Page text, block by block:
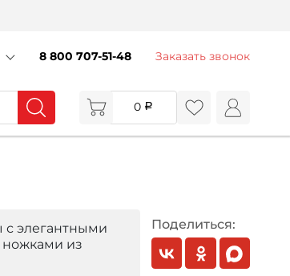
8 800 707-51-48 Заказать звонок
0
элегантными
из
Поделиться: